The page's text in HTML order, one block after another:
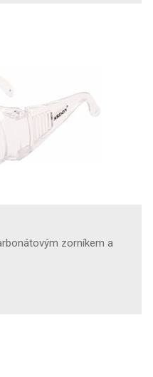
zorníkem a